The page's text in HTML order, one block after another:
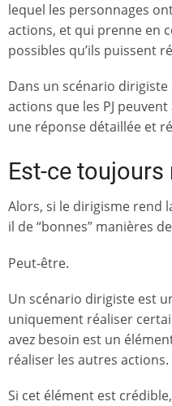
lequel les personnages
actions, et qui prenne en
possibles qu’ils puissent
Dans un scénario
actions que les PJ
une réponse détaillée et
Est-ce toujours
Alors, si le dirigisme rend
il de “bonnes” manières
Peut-être.
Un scénario dirigiste est
uniquement réaliser
avez besoin est un
réaliser les autres actions.
Si cet élément est